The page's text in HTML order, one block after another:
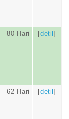
80 Hari [detil]
62 Hari [detil]